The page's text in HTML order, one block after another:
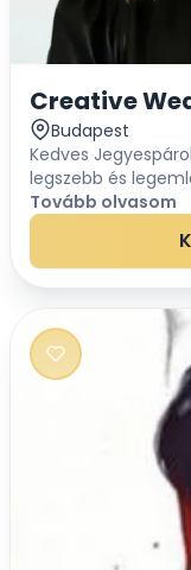
Creative
Budapest
Kedves
legszebb és
valami egyedire
igazán különleges
Tovább olvasom